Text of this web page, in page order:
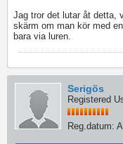
Jag tror det lutar åt detta,
skärm om man kör med
bara via luren.
Serigös
Registered
Reg.datum: